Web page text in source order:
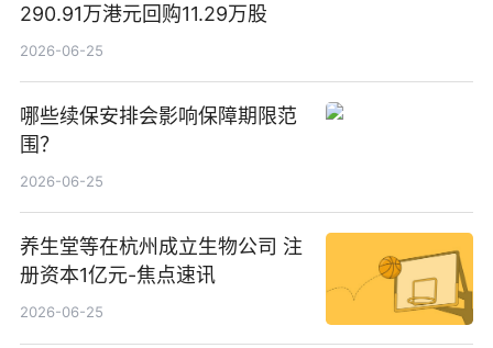
290.91万港元回购11.29万股
2026-06-25
哪些续保安排会影响保障期限范
围？
2026-06-25
养生堂等在杭州成立生物公司 注
册资本1亿元-焦点速讯
2026-06-25